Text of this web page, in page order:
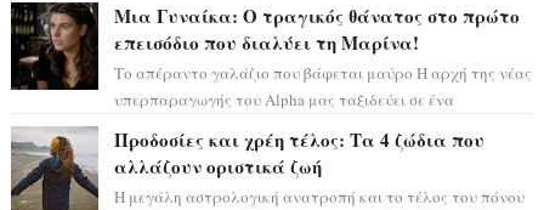
Μια Γυναίκα: Ο τραγικός θάνατος στο πρώτο
επεισόδιο που διαλύει τη Μαρίνα!
Το απέραντο γαλάζιο που βάφεται μαύρο Η αρχή της νέας
υπερπαραγωγής του Alpha μας ταξιδεύει σε ένα
Προδοσίες και χρέη τέλος: Τα 4 ζώδια που
αλλάζουν οριστικά ζωή
Η μεγάλη αστρολογική ανατροπή και το τέλος του πόνου